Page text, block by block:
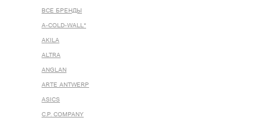
ВСЕ БРЕНДЫ
A-COLD-WALL*
AKILA
ALTRA
ANGLAN
ARTE ANTWERP
ASICS
C.P. COMPANY